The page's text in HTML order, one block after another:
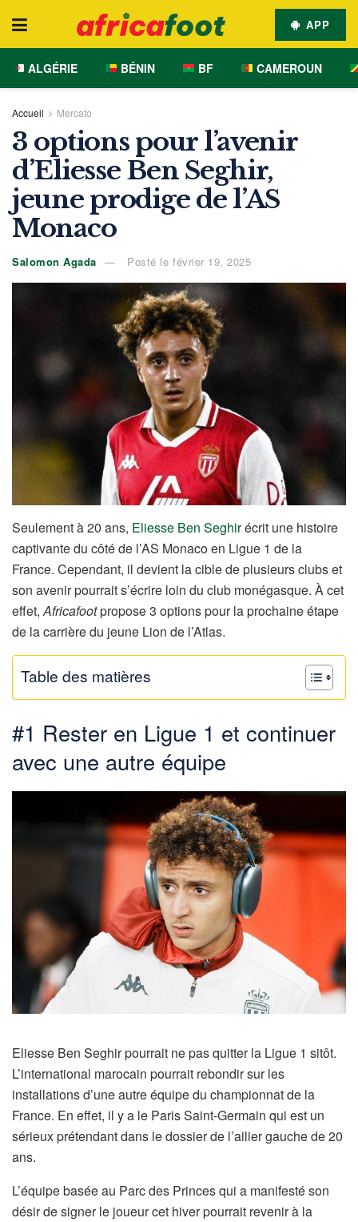
APP
ALGÉRIE BÉNIN BF CAMEROUN
Accueil Mercato
3 options pour l’avenir
d’Eliesse Ben Seghir,
jeune prodige de l’AS
Monaco
Salomon Agada Posté le février 19, 2025
Seulement à 20 ans, Eliesse Ben Seghirécrit une histoire
captivante du côté de l’AS Monaco en Ligue 1 de la
France. Cependant, il devient la cible de plusieurs clubs et
son avenir pourrait s’écrire loin du club monégasque. À cet
effet,Africafootpropose 3 options pour la prochaine étape
de la carrière du jeune Lion de l’Atlas.
Table des matières
#1 Rester en Ligue 1 et continuer
avec une autre équipe
Eliesse Ben Seghir pourrait ne pas quitter la Ligue 1 sitôt.
L’international marocain pourrait rebondir sur les
installations d’une autre équipe du championnat de la
France. En effet, il y a le Paris Saint-Germain qui est un
sérieux prétendant dans le dossier de l’ailier gauche de 20
ans.
L’équipe basée au Parc des Princes qui a manifesté son
désir de signer le joueur cet hiver pourrait revenir à la